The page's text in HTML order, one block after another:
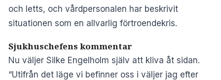
och letts, och vårdpersonalen har beskrivit
situationen som en allvarlig förtroendekris.
Sjukhuschefens kommentar
Nu väljer Silke Engelholm själv att kliva åt sidan.
“Utifrån det läge vi befinner oss i väljer jag efter